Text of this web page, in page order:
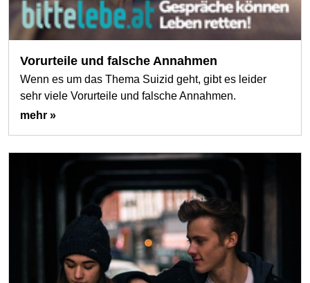
Vorurteile und falsche Annahmen
Wenn es um das Thema Suizid geht, gibt es leider
sehr viele Vorurteile und falsche Annahmen.
mehr »